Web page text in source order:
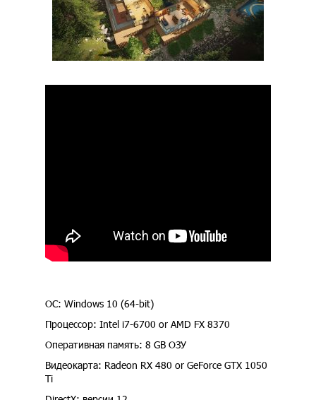
ОС: Windows 10 (64-bit)
Процессор: Intel i7-6700 or AMD FX 8370
Оперативная память: 8 GB ОЗУ
Видеокарта: Radeon RX 480 or GeForce GTX 1050
Ti